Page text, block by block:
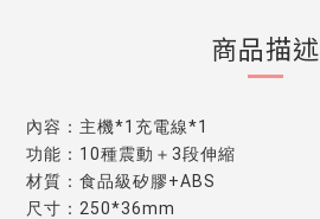
商品描述
內容：主機*1充電線*1
功能：10種震動＋3段伸縮
材質：食品級矽膠+ABS
尺寸：250*36mm